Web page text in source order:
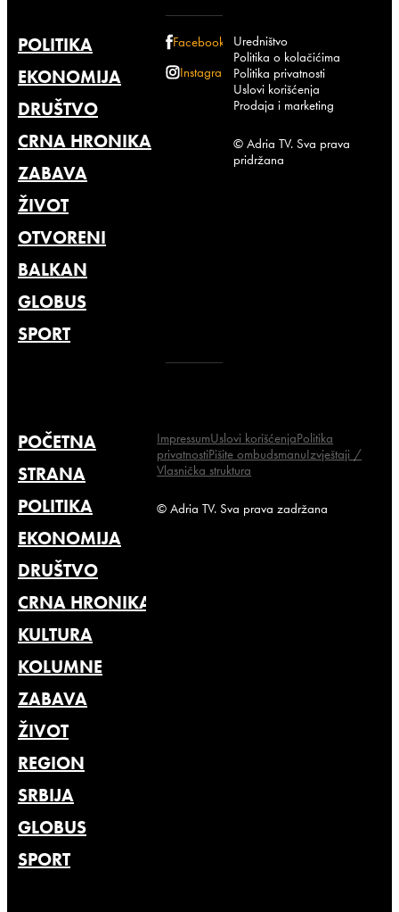
POLITIKA
EKONOMIJA
DRUŠTVO
CRNA HRONIKA
ZABAVA
ŽIVOT
OTVORENI
BALKAN
GLOBUS
SPORT
Facebook
Instagram
Uredništvo
Politika o kolačićima
Politika privatnosti
Uslovi korišćenja
Prodaja i marketing
© Adria TV. Sva prava
pridržana
POČETNA
STRANA
POLITIKA
EKONOMIJA
DRUŠTVO
CRNA HRONIKA
KULTURA
KOLUMNE
ZABAVA
ŽIVOT
REGION
SRBIJA
GLOBUS
SPORT
ImpressumUslovi korišćenjaPolitika
privatnostiPišite ombudsmanuIzvještaji /
Vlasnička struktura
© Adria TV. Sva prava zadržana